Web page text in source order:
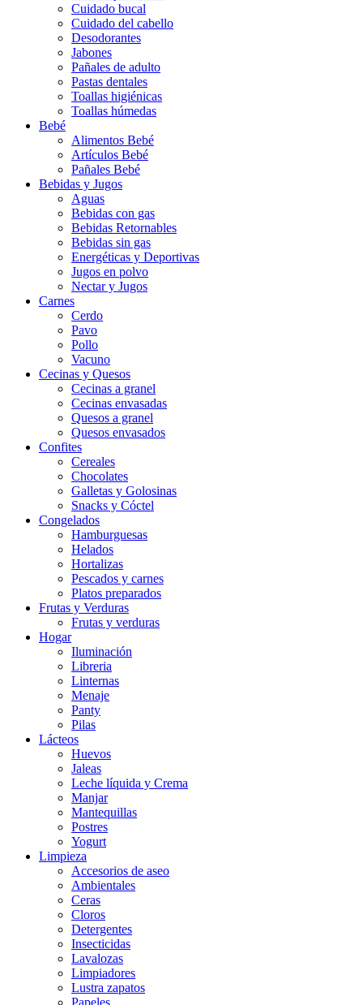
Cuidado bucal
Cuidado del cabello
Desodorantes
Jabones
Pañales de adulto
Pastas dentales
Toallas higiénicas
Toallas húmedas
Bebé
Alimentos Bebé
Artículos Bebé
Pañales Bebé
Bebidas y Jugos
Aguas
Bebidas con gas
Bebidas Retornables
Bebidas sin gas
Energéticas y Deportivas
Jugos en polvo
Nectar y Jugos
Carnes
Cerdo
Pavo
Pollo
Vacuno
Cecinas y Quesos
Cecinas a granel
Cecinas envasadas
Quesos a granel
Quesos envasados
Confites
Cereales
Chocolates
Galletas y Golosinas
Snacks y Cóctel
Congelados
Hamburguesas
Helados
Hortalizas
Pescados y carnes
Platos preparados
Frutas y Verduras
Frutas y verduras
Hogar
Iluminación
Libreria
Linternas
Menaje
Panty
Pilas
Lácteos
Huevos
Jaleas
Leche líquida y Crema
Manjar
Mantequillas
Postres
Yogurt
Limpieza
Accesorios de aseo
Ambientales
Ceras
Cloros
Detergentes
Insecticidas
Lavalozas
Limpiadores
Lustra zapatos
Papeles